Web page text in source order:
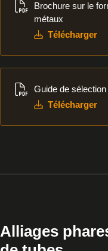
Brochure sur le
métaux
Télécharger
Guide de
Télécharger
Alliages